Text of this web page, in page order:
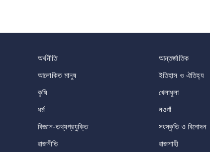
অর্থনীতি আন্তর্জাতিক
আলোকিত মানুষ ইতিহাস ও ঐতিহ্য
কৃষি খেলাধুলা
ধর্ম নওগাঁ
বিজ্ঞান-তথ্যপ্রযুক্তি সংস্কৃতি ও বিনোদন
রাজনীতি রাজশাহী